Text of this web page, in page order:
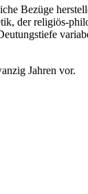
Bezüge
der religiös-
Jahren vor.